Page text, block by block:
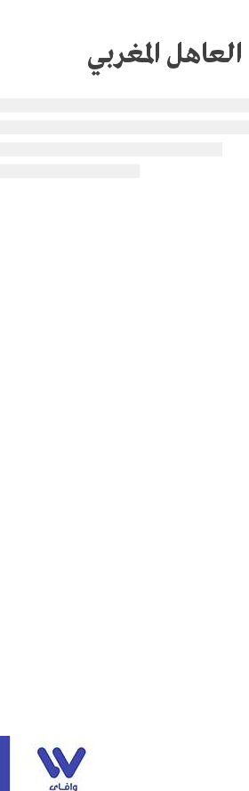
العاهل المغربي